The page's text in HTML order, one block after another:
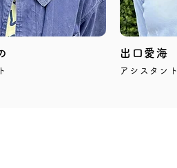
出口愛海
アシスタント